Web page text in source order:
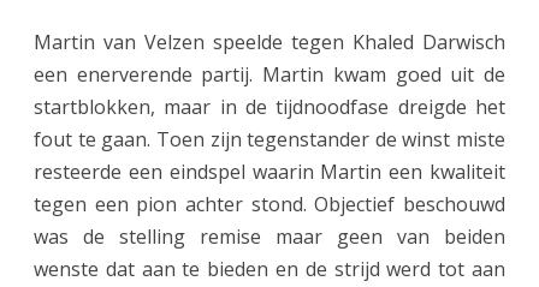
Martin van Velzen speelde tegen Khaled Darwisch
een enerverende partij. Martin kwam goed uit de
startblokken, maar in de tijdnoodfase dreigde het
fout te gaan. Toen zijn tegenstander de winst miste
resteerde een eindspel waarin Martin een kwaliteit
tegen een pion achter stond. Objectief beschouwd
was de stelling remise maar geen van beiden
wenste dat aan te bieden en de strijd werd tot aan